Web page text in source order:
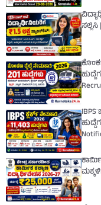
ಸಲ್ಲಿಸಿ
IBPS